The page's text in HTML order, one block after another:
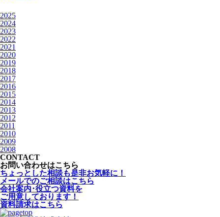
2025
2024
2023
2022
2021
2020
2019
2018
2017
2016
2015
2014
2013
2012
2011
2010
2009
2008
CONTACT
お問い合わせはこちら
ちょっとした相談も是非お気軽に！
メールでのご相談はこちら
会社案内･役立つ資料を
ご用意しております！
資料請求はこちら